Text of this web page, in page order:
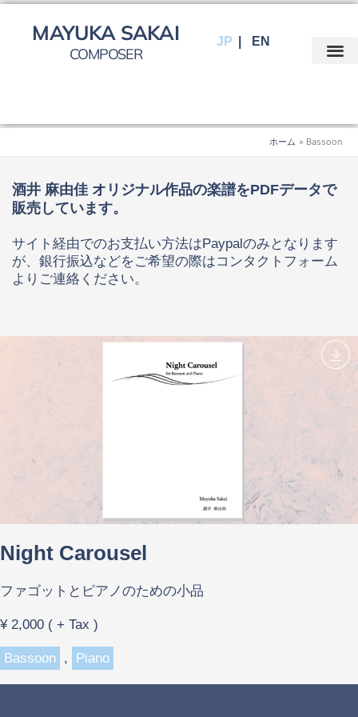
内
MAYUKA SAKAI
COMPOSER
JP EN
ホーム Bassoon
酒井 麻由佳 オリジナル作品の楽譜をPDFデータで
販売しています。
サイト経由でのお支払い方法はPaypalのみとなります
が、銀行振込などをご希望の際はコンタクトフォーム
よりご連絡ください。
Night Carousel
ファゴットとピアノのための小品
¥ 2,000 ( + Tax )
Bassoon , Piano